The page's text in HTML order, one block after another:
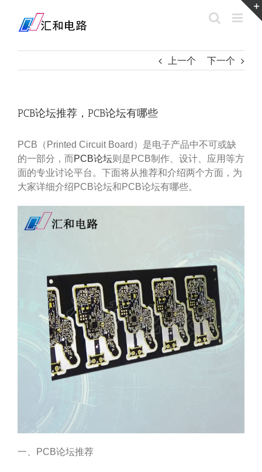
content
上一个 下一个
PCB论坛推荐，PCB论坛有哪些
PCB（Printed Circuit Board）是电子产品中不可或缺
的一部分，而PCB论坛则是PCB制作、设计、应用等方
面的专业讨论平台。下面将从推荐和介绍两个方面，为
大家详细介绍PCB论坛和PCB论坛有哪些。
一、PCB论坛推荐